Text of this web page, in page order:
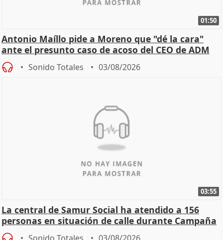
01:50
Antonio Maíllo pide a Moreno que "dé la cara"
ante el presunto caso de acoso del CEO de ADM
Sonido Totales 03/08/2026
03:55
La central de Samur Social ha atendido a 156
personas en situación de calle durante Campaña
de Calor